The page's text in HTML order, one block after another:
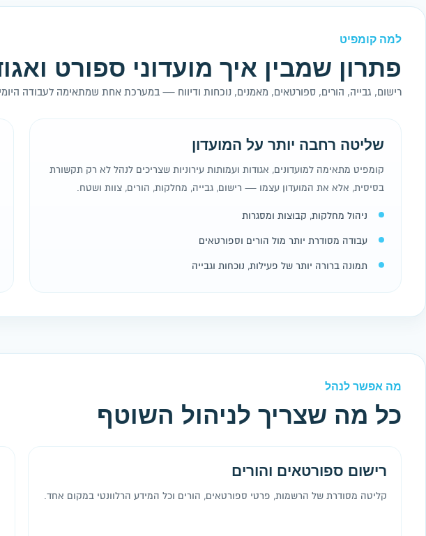
למה קומפיט
פתרון שמבין איך מועדוני ספורט
רישום, גבייה, הורים, ספורטאים, מאמנים, נוכחות ודיווח — במערכת אחת שמתאימה לעבודה
שליטה רחבה יותר על המועדון
קומפיט מתאימה למועדונים, אגודות ועמותות עירוניות שצריכים לנהל לא רק תקשורת
בסיסית, אלא את המועדון עצמו — רישום, גבייה, מחלקות, הורים, צוות ושטח.
ניהול מחלקות, קבוצות ומסגרות
עבודה מסודרת יותר מול הורים וספורטאים
תמונה ברורה יותר של פעילות, נוכחות וגבייה
מה אפשר לנהל
כל מה שצריך לניהול השוטף
רישום ספורטאים והורים
קליטה מסודרת של הרשמות, פרטי ספורטאים, הורים וכל המידע הרלוונטי במקום אחד.